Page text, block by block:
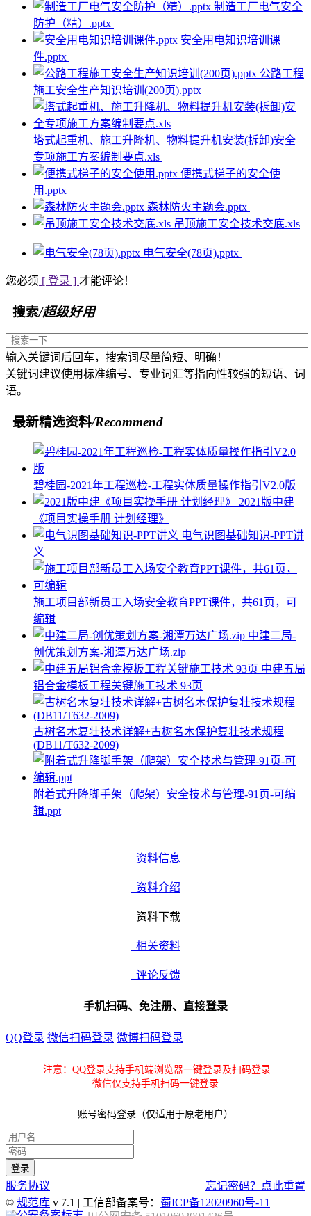
制造工厂电气安全
防护（精）.pptx
安全用电知识培训课
件.pptx
公路工程
施工安全生产知识培训(200页).pptx
塔式起重机、施工升降机、物料提升机安装(拆卸)安全
专项施工方案编制要点.xls
便携式梯子的安全使
用.pptx
森林防火主题会.pptx
吊顶施工安全技术交底.xls
电气安全(78页).pptx
您必须 [ 登录 ] 才能评论！
搜索/超级好用
输入关键词后回车，搜索词尽量简短、明确！
关键词建议使用标准编号、专业词汇等指向性较强的短语、词
语。
最新精选资料/Recommend
碧桂园-2021年工程巡检-工程实体质量操作指引V2.0版
2021版中建
《项目实操手册 计划经理》
电气识图基础知识-PPT讲
义
施工项目部新员工入场安全教育PPT课件，共61页，可
编辑
中建二局-
创优策划方案-湘潭万达广场.zip
中建五局
铝合金模板工程关键施工技术 93页
古树名木复壮技术详解+古树名木保护复壮技术规程
(DB11/T632-2009)
附着式升降脚手架（爬架）安全技术与管理-91页-可编
辑.ppt
资料信息
资料介绍
资料下载
相关资料
评论反馈
手机扫码、免注册、直接登录
QQ登录 微信扫码登录 微博扫码登录
注意：QQ登录支持手机端浏览器一键登录及扫码登录
微信仅支持手机扫码一键登录
账号密码登录（仅适用于原老用户）
服务协议
忘记密码？点此重置
© 规范库 v 7.1 | 工信部备案号： 蜀ICP备12020960号-11 |